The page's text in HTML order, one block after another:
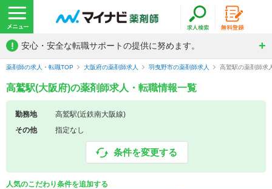
! 安心・安全な転職サポートの提供に努めます。
薬剤師の求人・転職TOP 大阪府の薬剤師求人 羽曳野市の薬剤師求人 高鷲駅の薬剤師求
高鷲駅(大阪府)の薬剤師求人・転職情報一覧
勤務地
高鷲駅(近鉄南大阪線)
その他
指定なし
条件を変更する
人気のこだわり条件を追加する